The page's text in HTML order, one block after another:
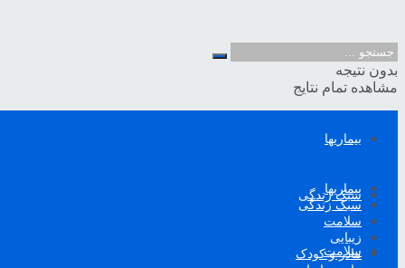
بدون نتیجه
مشاهده تمام نتایج
بیماریها
سبک زندگی
سلامت
بیماریها
سبک زندگی
سلامت
زیبایی
مادر و کودک